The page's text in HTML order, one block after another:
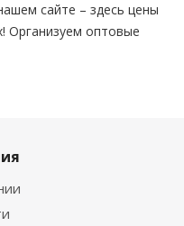
сайте – здесь цены
Организуем оптовые